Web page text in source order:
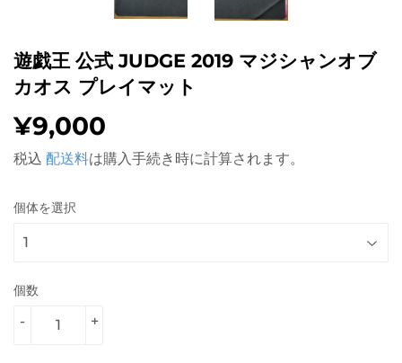
遊戯王 公式 JUDGE 2019 マジシャンオブ
カオス プレイマット
¥9,000
税込 配送料は購入手続き時に計算されます。
個体を選択
個数
+
-